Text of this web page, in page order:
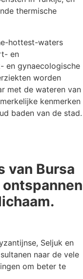
thermische
en
en gynaecologische
worden
met de wateren van
kenmerken
baden van de stad.
van Bursa
Seljuk en
naar de vele
om beter te